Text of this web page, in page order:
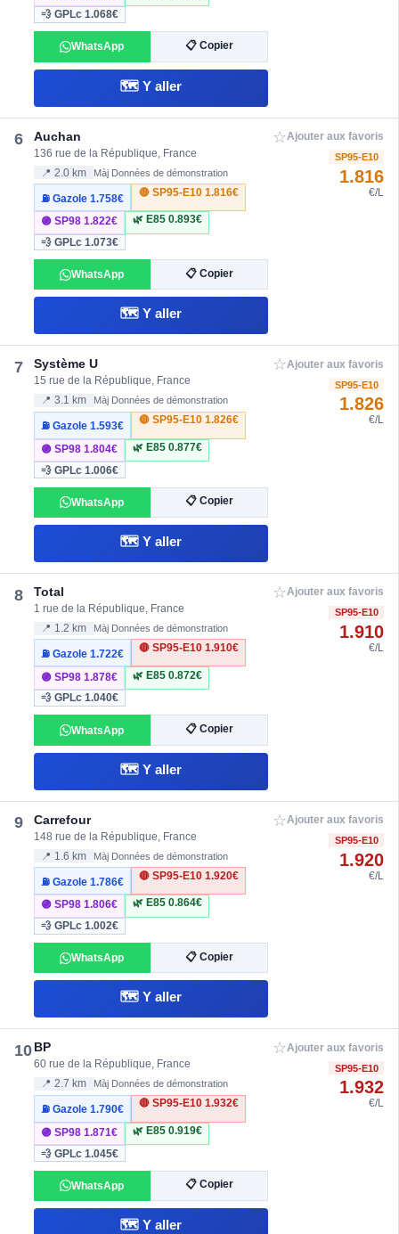
💨 GPLc1.068€
WhatsApp 📋 Copier
🗺️ Y aller
6 Auchan
136 rue de la République, France
📍 2.0 km Màj Données de démonstration
⛽ Gazole1.758€
🔴 SP95-E10 1.816€
🟣 SP981.822€ 🌿 E85 0.893€
💨 GPLc1.073€
WhatsApp 📋 Copier
🗺️ Y aller
☆Ajouter aux favoris
SP95-E10
1.816
€/L
7 Système U
15 rue de la République, France
📍 3.1 km Màj Données de démonstration
⛽ Gazole1.593€
🔴 SP95-E10 1.826€
🟣 SP981.804€ 🌿 E85 0.877€
💨 GPLc1.006€
WhatsApp 📋 Copier
🗺️ Y aller
☆Ajouter aux favoris
SP95-E10
1.826
€/L
8 Total
1 rue de la République, France
📍 1.2 km Màj Données de démonstration
⛽ Gazole1.722€
🔴 SP95-E10 1.910€
🟣 SP981.878€ 🌿 E85 0.872€
💨 GPLc1.040€
WhatsApp 📋 Copier
🗺️ Y aller
☆Ajouter aux favoris
SP95-E10
1.910
€/L
9 Carrefour
148 rue de la République, France
📍 1.6 km Màj Données de démonstration
⛽ Gazole1.786€
🔴 SP95-E10 1.920€
🟣 SP981.806€ 🌿 E85 0.864€
💨 GPLc1.002€
WhatsApp 📋 Copier
🗺️ Y aller
☆Ajouter aux favoris
SP95-E10
1.920
€/L
10BP
60 rue de la République, France
📍 2.7 km Màj Données de démonstration
⛽ Gazole1.790€
🔴 SP95-E10 1.932€
🟣 SP981.871€ 🌿 E85 0.919€
💨 GPLc1.045€
WhatsApp 📋 Copier
🗺️ Y aller
☆Ajouter aux favoris
SP95-E10
1.932
€/L